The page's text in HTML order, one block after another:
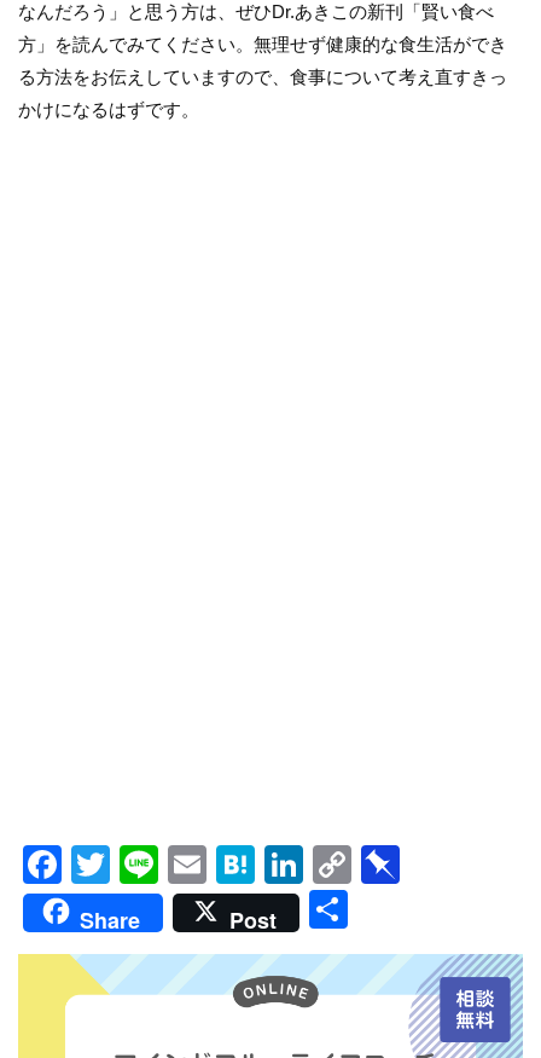
なんだろう」と思う方は、ぜひDr.あきこの新刊「賢い食べ
方」を読んでみてください。無理せず健康的な食生活ができ
る方法をお伝えしていますので、食事について考え直すきっ
かけになるはずです。
Facebook
TwitterLineEmailHatena
LinkedIn
Copy
Share Post
有